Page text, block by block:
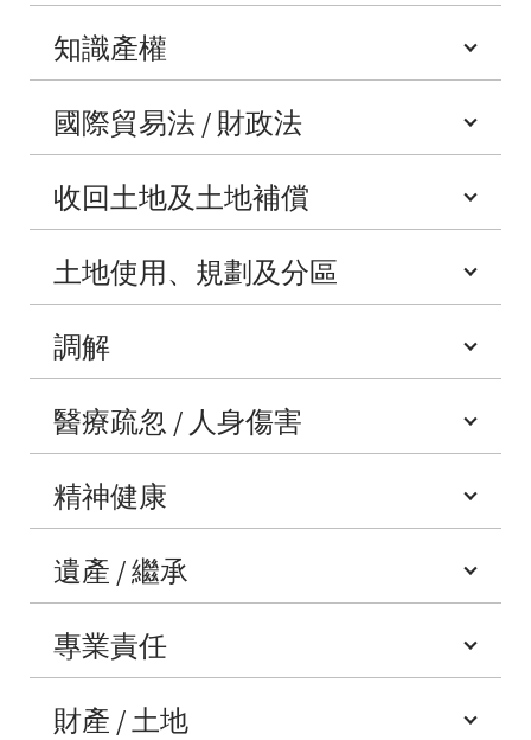
知識產權
國際貿易法 / 財政法
收回土地及土地補償
土地使用、規劃及分區
調解
醫療疏忽 / 人身傷害
精神健康
遺產 / 繼承
專業責任
財產 / 土地